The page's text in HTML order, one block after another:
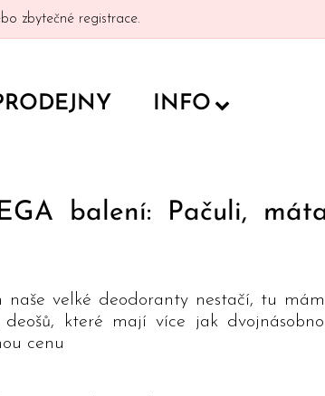
zbytečné registrace.
INFO
balení: Pačuli,
naše velké deodoranty nestačí, tu
které mají více jak
cenu